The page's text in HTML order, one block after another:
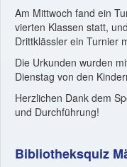
Am Mittwoch fand ein
vierten Klassen statt,
Drittklässler ein Turnier
Die Urkunden wurden
Dienstag von den
Herzlichen Dank dem
und Durchführung!
Bibliotheksquiz